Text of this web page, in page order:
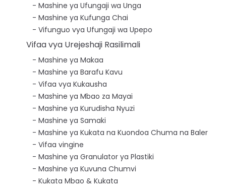
Mashine ya Ufungaji wa Unga
Mashine ya Kufunga Chai
Vifunguo vya Ufungaji wa Upepo
Vifaa vya Urejeshaji Rasilimali
Mashine ya Makaa
Mashine ya Barafu Kavu
Vifaa vya Kukausha
Mashine ya Mbao za Mayai
Mashine ya Kurudisha Nyuzi
Mashine ya Samaki
Mashine ya Kukata na Kuondoa Chuma na Baler
Vifaa vingine
Mashine ya Granulator ya Plastiki
Mashine ya Kuvuna Chumvi
Kukata Mbao & Kukata